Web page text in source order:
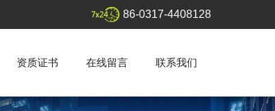
86-0317-4408128
资质证书 在线留言 联系我们